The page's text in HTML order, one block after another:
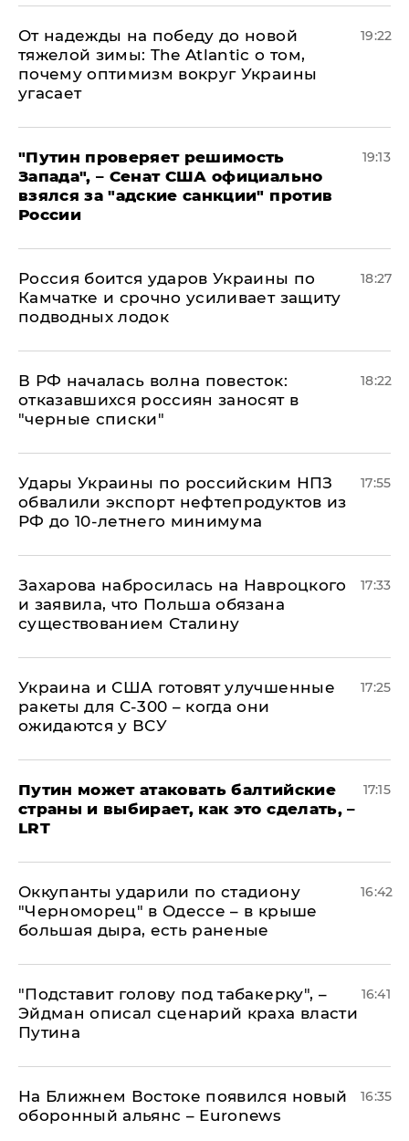
От надежды на победу до новой
тяжелой зимы: The Atlantic о том,
почему оптимизм вокруг Украины
угасает
19:22
"Путин проверяет решимость
Запада", – Сенат США официально
взялся за "адские санкции" против
России
19:13
Россия боится ударов Украины по
Камчатке и срочно усиливает защиту
подводных лодок
18:27
​В РФ началась волна повесток:
отказавшихся россиян заносят в
"черные списки"
18:22
Удары Украины по российским НПЗ
обвалили экспорт нефтепродуктов из
РФ до 10-летнего минимума
17:55
​Захарова набросилась на Навроцкого
и заявила, что Польша обязана
существованием Сталину
17:33
Украина и США готовят улучшенные
ракеты для С-300 – когда они
ожидаются у ВСУ
17:25
Путин может атаковать балтийские
страны и выбирает, как это сделать, –
LRT
17:15
Оккупанты ударили по стадиону
"Черноморец" в Одессе – в крыше
большая дыра, есть раненые
16:42
​"Подставит голову под табакерку", –
Эйдман описал сценарий краха власти
Путина
16:41
На Ближнем Востоке появился новый
оборонный альянс – Euronews
16:35